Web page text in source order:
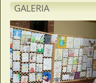
GALERIA